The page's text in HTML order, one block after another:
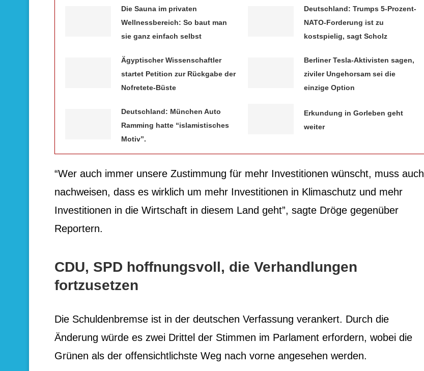
Die Sauna im privaten
Wellnessbereich: So baut man
sie ganz einfach selbst
Deutschland: Trumps 5-Prozent-
NATO-Forderung ist zu
kostspielig, sagt Scholz
Ägyptischer Wissenschaftler
startet Petition zur Rückgabe der
Nofretete-Büste
Berliner Tesla-Aktivisten sagen,
ziviler Ungehorsam sei die
einzige Option
Deutschland: München Auto
Ramming hatte “islamistisches
Motiv”.
Erkundung in Gorleben geht
weiter
“Wer auch immer unsere Zustimmung für mehr Investitionen wünscht, muss auch
nachweisen, dass es wirklich um mehr Investitionen in Klimaschutz und mehr
Investitionen in die Wirtschaft in diesem Land geht”, sagte Dröge gegenüber
Reportern.
CDU, SPD hoffnungsvoll, die Verhandlungen
fortzusetzen
Die Schuldenbremse ist in der deutschen Verfassung verankert. Durch die
Änderung würde es zwei Drittel der Stimmen im Parlament erfordern, wobei die
Grünen als der offensichtlichste Weg nach vorne angesehen werden.